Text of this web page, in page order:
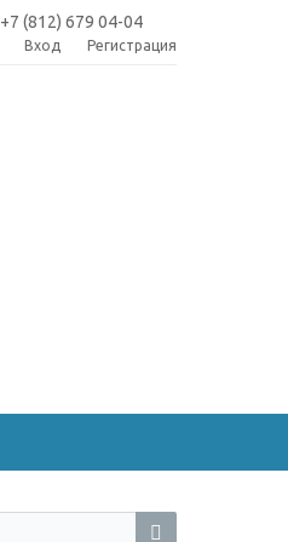
+7 (812) 679 04-04
Вход Регистрация